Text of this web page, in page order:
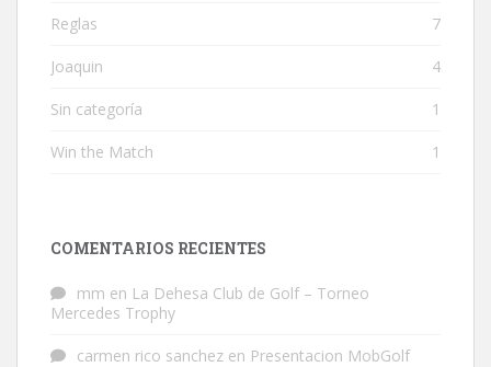
Reglas 7
Joaquin 4
Sin categoría 1
Win the Match 1
COMENTARIOS RECIENTES
mm en La Dehesa Club de Golf – Torneo
Mercedes Trophy
carmen rico sanchez en Presentacion MobGolf